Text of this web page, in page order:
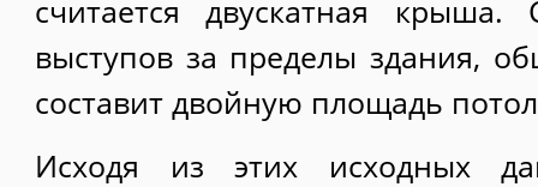
считается двускатная
выступов за пределы здания,
составит двойную площадь
Исходя из этих исходных